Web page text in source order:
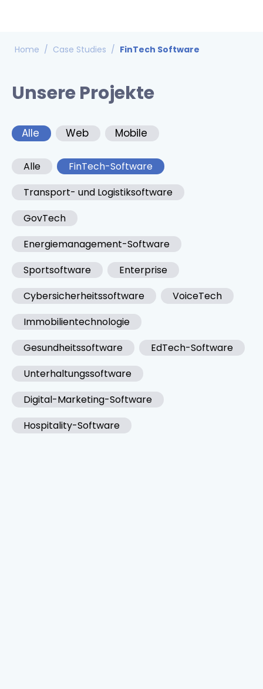
Home / Case Studies / FinTech Software
Unsere Projekte
Alle Web Mobile
Alle
FinTech-Software
Transport- und Logistiksoftware
GovTech
Energiemanagement-Software
Sportsoftware
Enterprise
Cybersicherheitssoftware
VoiceTech
Immobilientechnologie
Gesundheitssoftware
EdTech-Software
Unterhaltungssoftware
Digital-Marketing-Software
Hospitality-Software